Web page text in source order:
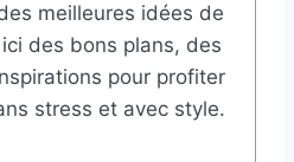
meilleures idées de
des bons plans, des
pour profiter
stress et avec style.